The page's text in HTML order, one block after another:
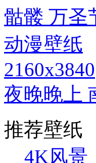
2160x3840
夜晚晚上
推荐壁纸
4K风景